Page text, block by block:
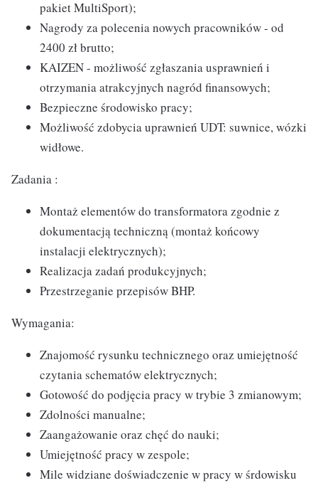
pakiet MultiSport);
Nagrody za polecenia nowych pracowników - od
2400 zł brutto;
KAIZEN - możliwość zgłaszania usprawnień i
otrzymania atrakcyjnych nagród finansowych;
Bezpieczne środowisko pracy;
Możliwość zdobycia uprawnień UDT: suwnice, wózki
widłowe.
Zadania :
Montaż elementów do transformatora zgodnie z
dokumentacją techniczną (montaż końcowy
instalacji elektrycznych);
Realizacja zadań produkcyjnych;
Przestrzeganie przepisów BHP.
Wymagania:
Znajomość rysunku technicznego oraz umiejętność
czytania schematów elektrycznych;
Gotowość do podjęcia pracy w trybie 3 zmianowym;
Zdolności manualne;
Zaangażowanie oraz chęć do nauki;
Umiejętność pracy w zespole;
Mile widziane doświadczenie w pracy w śrdowisku